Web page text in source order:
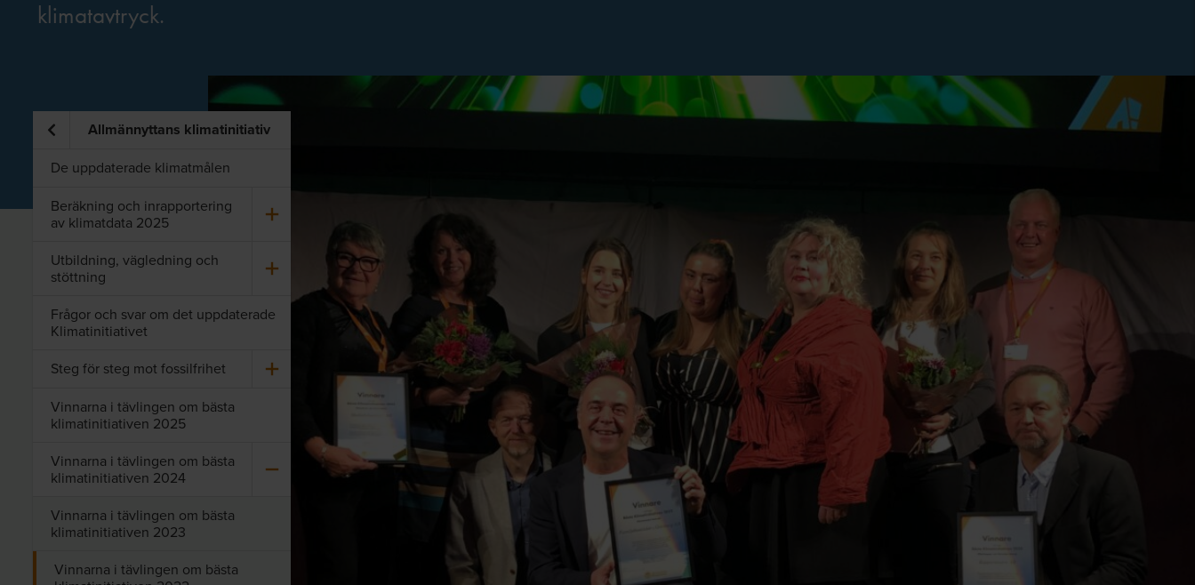
klimatavtryck.
Allmännyttans klimatinitiativ
De uppdaterade klimatmålen
Be­räk­ning och in­rap­por­te­ring
av kli­mat­da­ta 2025
Ut­bild­ning, väg­led­ning och
stött­ning
Frågor och svar om det uppdaterade
Klimatinitiativet
Steg för steg mot fos­sil­fri­het
Vinnarna i tävlingen om bästa
klimatinitiativen 2025
Vin­nar­na i täv­ling­en om bästa
kli­ma­ti­ni­ti­a­ti­ven 2024
Vinnarna i tävlingen om bästa
klimatinitiativen 2023
Vinnarna i tävlingen om bästa